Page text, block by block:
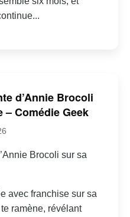
d’Annie Brocoli
Comédie Geek
Brocoli sur sa
avec franchise sur sa
ramène, révélant